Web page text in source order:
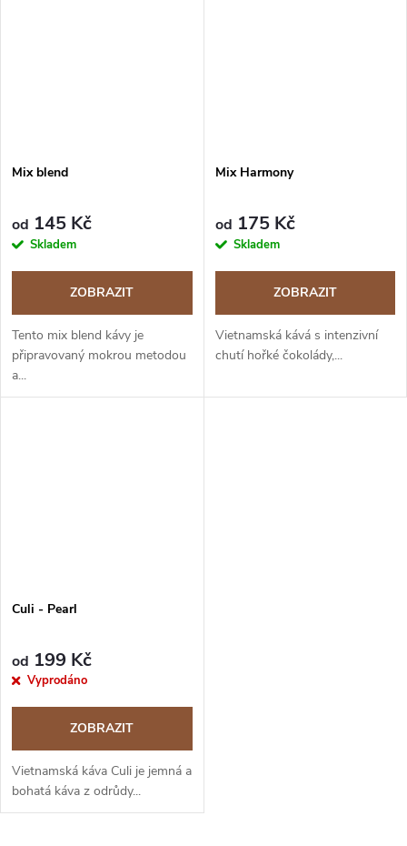
Mix blend
od 145 Kč
Skladem
ZOBRAZIT
Tento mix blend kávy je
připravovaný mokrou metodou
a...
Mix Harmony
od 175 Kč
Skladem
ZOBRAZIT
Vietnamská kává s intenzivní
chutí hořké čokolády,...
Culi - Pearl
od 199 Kč
Vyprodáno
ZOBRAZIT
Vietnamská káva Culi je jemná a
bohatá káva z odrůdy...